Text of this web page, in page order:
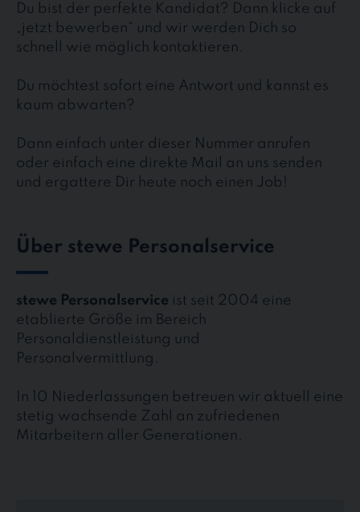
Du bist der perfekte Kandidat? Dann klicke auf
„jetzt bewerben“ und wir werden Dich so
schnell wie möglich kontaktieren.
Du möchtest sofort eine Antwort und kannst es
kaum abwarten?
Dann einfach unter dieser Nummer anrufen
oder einfach eine direkte Mail an uns senden
und ergattere Dir heute noch einen Job!
Über stewe Personalservice
stewe Personalservice ist seit 2004 eine
etablierte Größe im Bereich
Personaldienstleistung und
Personalvermittlung.
In 10 Niederlassungen betreuen wir aktuell eine
stetig wachsende Zahl an zufriedenen
Mitarbeitern aller Generationen.